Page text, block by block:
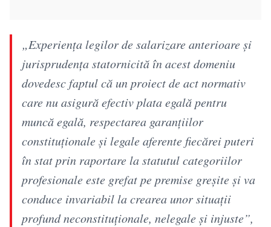
„Experiența legilor de salarizare anterioare și
jurisprudenţa statornicită în acest domeniu
dovedesc faptul că un proiect de act normativ
care nu asigură efectiv plata egală pentru
muncă egală, respectarea garanţiilor
constituţionale și legale aferente fiecărei puteri
în stat prin raportare la statutul categoriilor
profesionale este grefat pe premise greşite și va
conduce invariabil la crearea unor situaţii
profund neconstituţionale, nelegale și injuste”,